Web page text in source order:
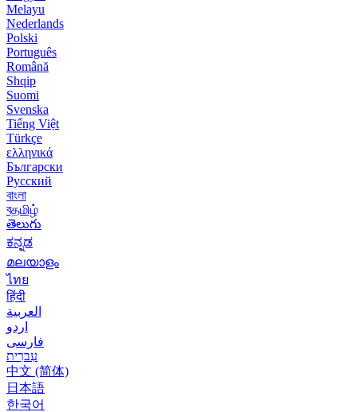
Melayu
Nederlands
Polski
Português
Română
Shqip
Suomi
Svenska
Tiếng Việt
Türkçe
ελληνικά
Български
Русский
বাংলা
বதமிழ்
తెలుగు
ಕನ್ನಡ
മലയാളം
ไทย
हिंदी
العربية
اردو
فارسی
עִברִית
中文 (简体)
日本語
한국어